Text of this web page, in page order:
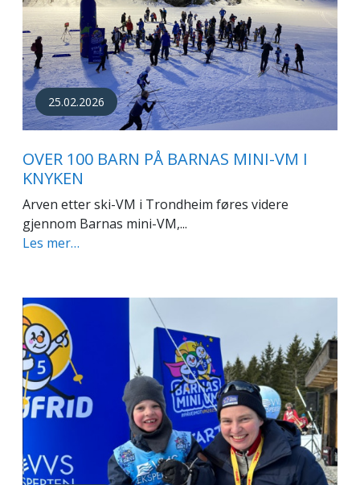
25.02.2026
OVER 100 BARN PÅ BARNAS MINI-VM I
KNYKEN
Arven etter ski-VM i Trondheim føres videre
gjennom Barnas mini-VM,...
Les mer…